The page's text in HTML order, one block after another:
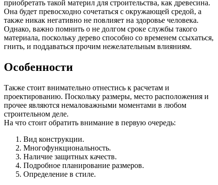
приобретать такой материл для строительства, как древесина.
Она будет превосходно сочетаться с окружающей средой, а
также никак негативно не повлияет на здоровье человека.
Однако, важно помнить о не долгом сроке службы такого
материала, поскольку дерево способно со временем ссыхаться,
гнить, и поддаваться прочим нежелательным влияниям.
Особенности
Также стоит внимательно отнестись к расчетам и
проектированию. Поскольку размеры, место расположения и
прочее являются немаловажными моментами в любом
строительном деле.
На что стоит обратить внимание в первую очередь:
Вид конструкции.
Многофункциональность.
Наличие защитных качеств.
Подробное планирование размеров.
Определение в стиле.